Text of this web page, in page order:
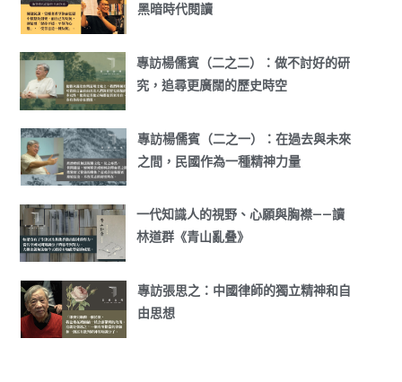
黑暗時代閱讀
專訪楊儒賓（二之二）：做不討好的研
究，追尋更廣闊的歷史時空
專訪楊儒賓（二之一）：在過去與未來
之間，民國作為一種精神力量
一代知識人的視野、心願與胸襟——讀
林道群《青山亂叠》
專訪張思之：中國律師的獨立精神和自
由思想